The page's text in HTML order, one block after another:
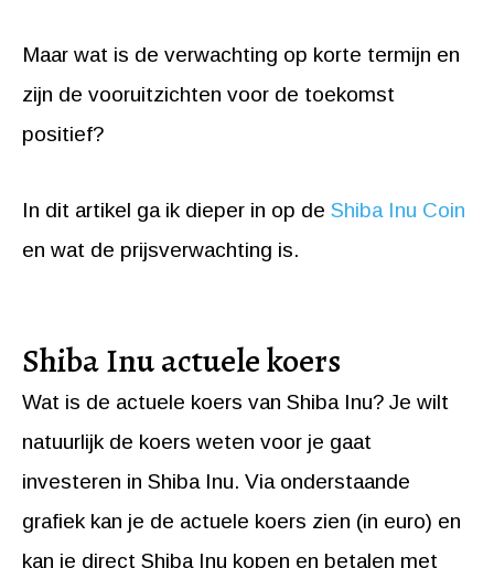
Maar wat is de verwachting op korte termijn en
zijn de vooruitzichten voor de toekomst
positief?
In dit artikel ga ik dieper in op de Shiba Inu Coin
en wat de prijsverwachting is.
Shiba Inu actuele koers
Wat is de actuele koers van Shiba Inu? Je wilt
natuurlijk de koers weten voor je gaat
investeren in Shiba Inu. Via onderstaande
grafiek kan je de actuele koers zien (in euro) en
kan je direct Shiba Inu kopen en betalen met